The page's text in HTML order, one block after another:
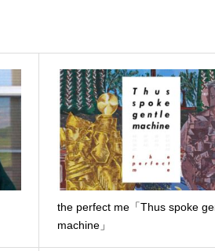
the perfect me「Thus spoke
machine」